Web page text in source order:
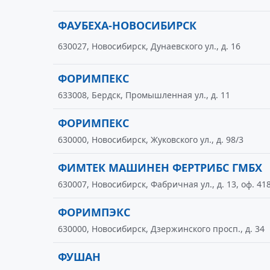
ФАУБЕХА-НОВОСИБИРСК
630027, Новосибирск, Дунаевского ул., д. 16
ФОРИМПЕКС
633008, Бердск, Промышленная ул., д. 11
ФОРИМПЕКС
630000, Новосибирск, Жуковского ул., д. 98/3
ФИМТЕК МАШИНЕН ФЕРТРИБС ГМБХ
630007, Новосибирск, Фабричная ул., д. 13, оф.
ФОРИМПЭКС
630000, Новосибирск, Дзержинского просп., д. 34
ФУШАН